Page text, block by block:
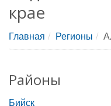
крае
Главная Регионы
Районы
Бийск